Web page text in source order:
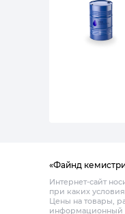
«Файнд
Интернет-сайт
при каких
Цены на товары,
информационный